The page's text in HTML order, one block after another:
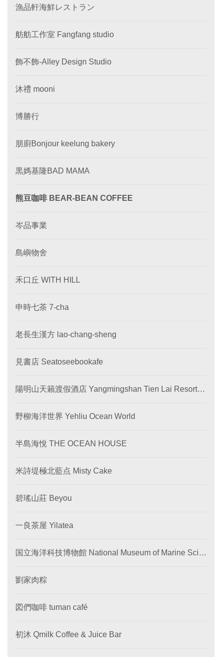
漁品軒海鮮レストラン
舫舫工作室 Fangfang studio
飾不飾-Alley Design Studio
沐禮 mooni
博勝行
朋廚Bonjour keelung bakery
黒媽基隆BAD MAMA
熊豆咖啡 BEAR-BEAN COFFEE
岑品事業
島嶼物舍
禾口丘 WITH HILL
申時七茶 7-cha
老長生漢方 lao-chang-sheng
見書店 Seatoseebookafe
陽明山天籟渡假酒店 Yangmingshan Tien Lai Resort &
野柳海洋世界 Yehliu Ocean World
半島海悅 THE OCEAN HOUSE
米詩堤極北藍点 Misty Cake
碧瑤山莊 Beyou
一良茶屋 Yilatea
国立海洋科技博物館 National Museum of Marine Scie
劉家肉粽
図們咖啡 tuman café
初沐 Qmilk Coffee & Juice Bar